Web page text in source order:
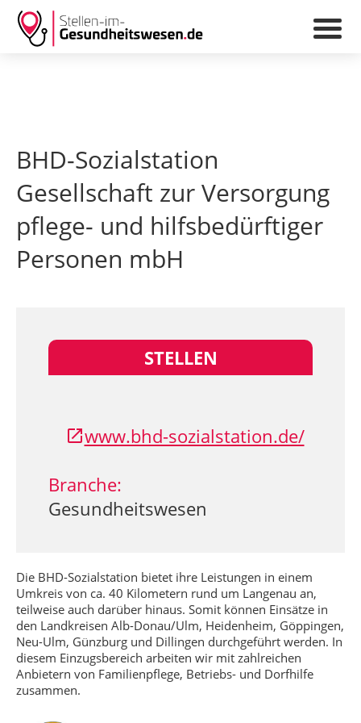
BHD-Sozialstation
Gesellschaft zur Versorgung
pflege- und hilfsbedürftiger
Personen mbH
Die BHD-Sozialstation bietet ihre Leistungen in einem
Umkreis von ca. 40 Kilometern rund um Langenau an,
teilweise auch darüber hinaus. Somit können Einsätze in
den Landkreisen Alb-Donau/Ulm, Heidenheim, Göppingen,
Neu-Ulm, Günzburg und Dillingen durchgeführt werden. In
diesem Einzugsbereich arbeiten wir mit zahlreichen
Anbietern von Familienpflege, Betriebs- und Dorfhilfe
zusammen.
STELLEN
www.bhd-sozialstation.de/
Branche:
Gesundheitswesen